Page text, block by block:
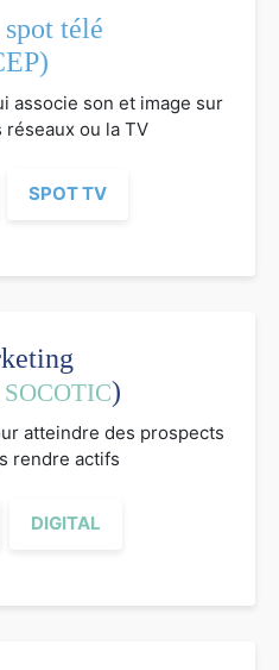
télé
associe son et image sur
réseaux ou la TV
SPOT TV
SOCOTIC)
atteindre des prospects
rendre actifs
DIGITAL